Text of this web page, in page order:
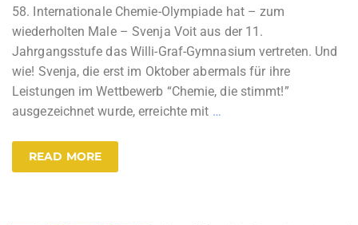
58. Internationale Chemie-Olympiade hat – zum
wiederholten Male – Svenja Voit aus der 11.
Jahrgangsstufe das Willi-Graf-Gymnasium vertreten. Und
wie! Svenja, die erst im Oktober abermals für ihre
Leistungen im Wettbewerb “Chemie, die stimmt!”
ausgezeichnet wurde, erreichte mit …
READ MORE